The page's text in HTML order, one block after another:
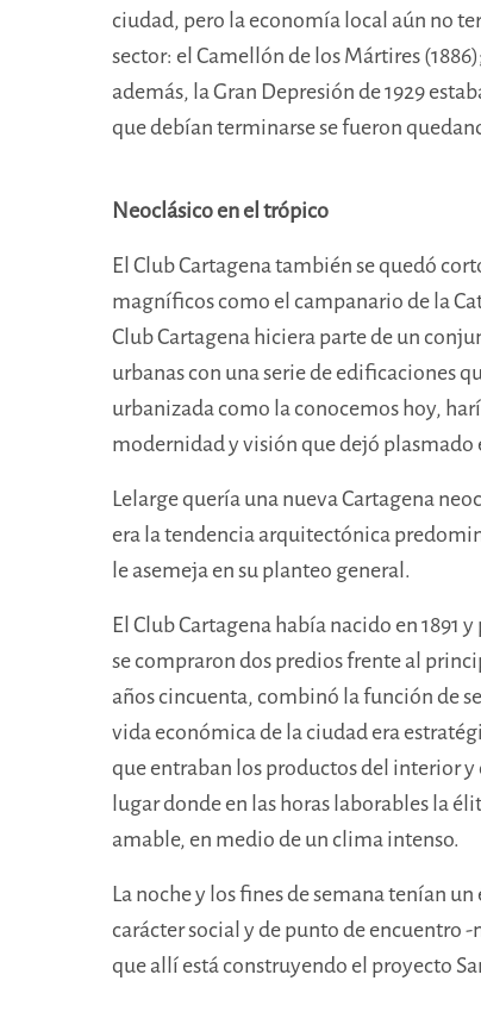
ciudad, pero la economía local aún no
sector: el Camellón de los Mártires
además, la Gran Depresión de 1929
que debían terminarse se fueron
Neoclásico en el trópico
El Club Cartagena también se quedó
magníficos como el campanario de la
Club Cartagena hiciera parte deun
urbanas con una serie de edificaciones
urbanizada como la conocemos hoy,
modernidad y visión que dejó plasmado
Lelarge quería una nueva Cartagena
era la tendencia arquitectónica
le asemeja en su planteo general.
El Club Cartagena había nacido en 1891
se compraron dos predios frente al
años cincuenta, combinó la función de
vida económica de la ciudad era
que entraban los productos del interior y
lugar donde en las horas laborables la
amable, en medio de un clima intenso.
La noche y los fines de semana tenían
carácter social y de punto de encuentro
que allí está construyendo el proyecto